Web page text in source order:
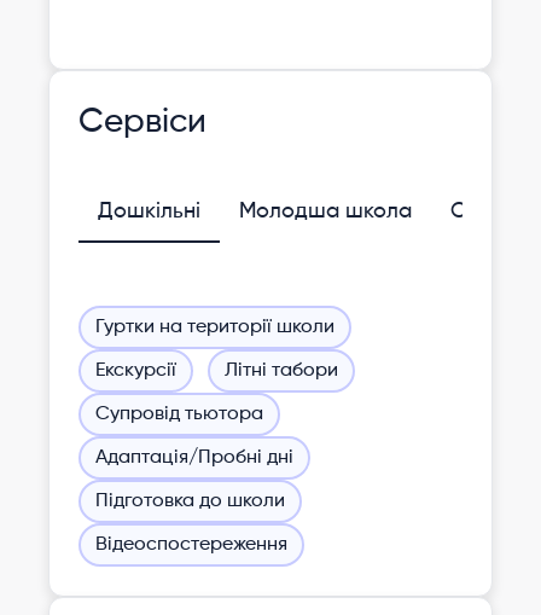
Сервіси
Дошкільні Молодша школа
Гуртки на території школи
Екскурсії Літні табори
Супровід тьютора
Адаптація/Пробні дні
Підготовка до школи
Відеоспостереження